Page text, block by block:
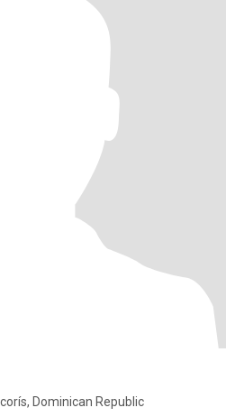
Dominican Republic